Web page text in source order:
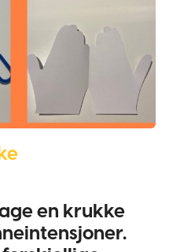
en krukke